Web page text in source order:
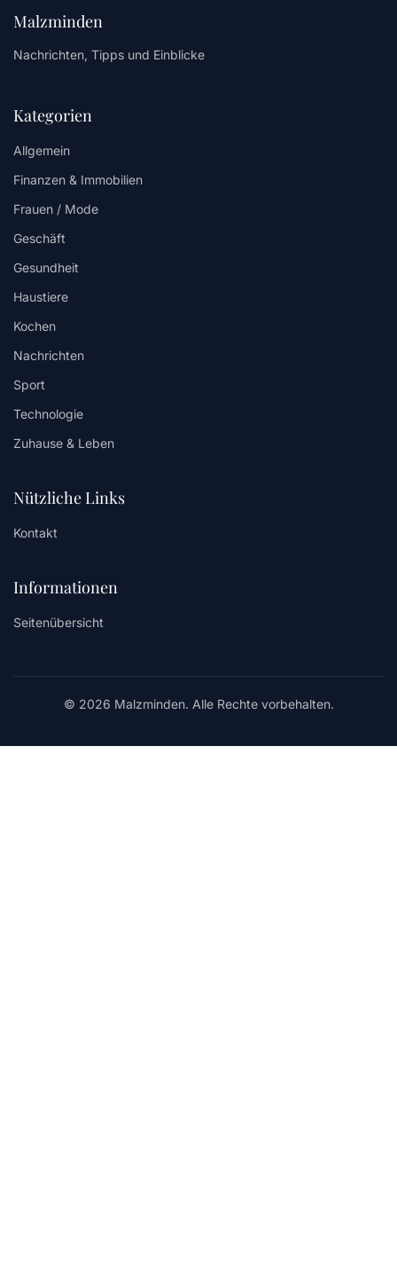
Malzminden
Nachrichten, Tipps und Einblicke
Kategorien
Allgemein
Finanzen & Immobilien
Frauen / Mode
Geschäft
Gesundheit
Haustiere
Kochen
Nachrichten
Sport
Technologie
Zuhause & Leben
Nützliche Links
Kontakt
Informationen
Seitenübersicht
© 2026 Malzminden. Alle Rechte vorbehalten.